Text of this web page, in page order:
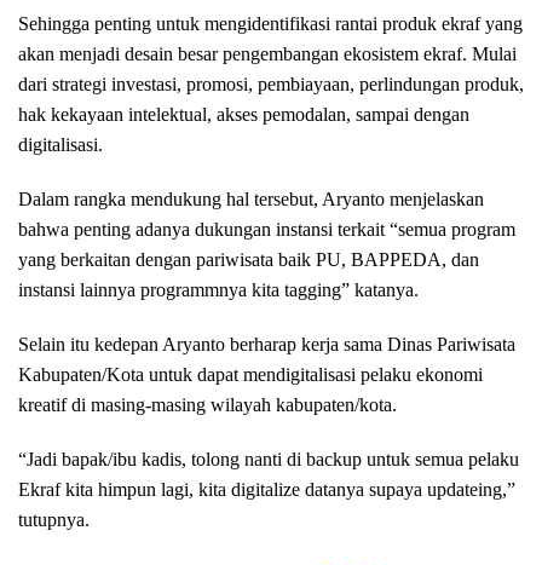
Sehingga penting untuk mengidentifikasi rantai produk ekraf yang
akan menjadi desain besar pengembangan ekosistem ekraf. Mulai
dari strategi investasi, promosi, pembiayaan, perlindungan produk,
hak kekayaan intelektual, akses pemodalan, sampai dengan
digitalisasi.
Dalam rangka mendukung hal tersebut, Aryanto menjelaskan
bahwa penting adanya dukungan instansi terkait “semua program
yang berkaitan dengan pariwisata baik PU, BAPPEDA, dan
instansi lainnya programmnya kita tagging” katanya.
Selain itu kedepan Aryanto berharap kerja sama Dinas Pariwisata
Kabupaten/Kota untuk dapat mendigitalisasi pelaku ekonomi
kreatif di masing-masing wilayah kabupaten/kota.
“Jadi bapak/ibu kadis, tolong nanti di backup untuk semua pelaku
Ekraf kita himpun lagi, kita digitalize datanya supaya updateing,”
tutupnya.